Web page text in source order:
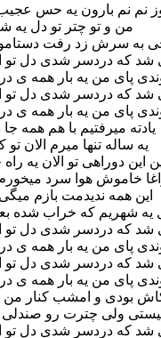
نم نم بارون یه حس
من و تو چتر تو دل
به سرش زد رفت
شد که دردسر شدی دل تو
پای من یه بار همه ی
شد که دردسر شدی دل تو
پای من یه بار همه ی
یادته میرفتیم با هم همه
یه ساله تنها میرم الان
این دوراهی تو الان یه
خاموش هوا سرد
این همه ندیدمت بازم
یه شهریم که خراب
شد که دردسر شدی دل تو
پای من یه بار همه ی
شد که دردسر شدی دل تو
پای من یه بار همه ی
بودی و امشب کنار
ولی چترت رو
شد که دردسر شدی دل تو